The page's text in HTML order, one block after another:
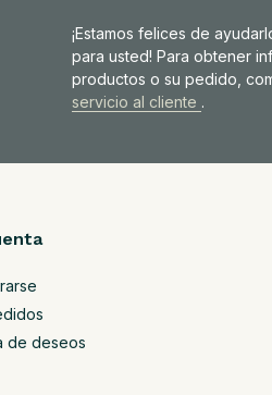
¡Estamos felices de
para usted! Para obtener
productos o su pedido,
servicio al cliente .
de deseos